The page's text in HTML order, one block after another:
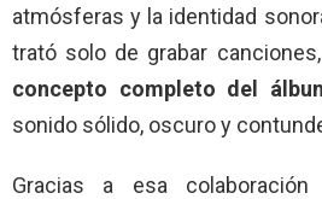
atmósferas y la identidad
trató solo de grabar
concepto completo del
sonido sólido, oscuro y
Gracias a esa